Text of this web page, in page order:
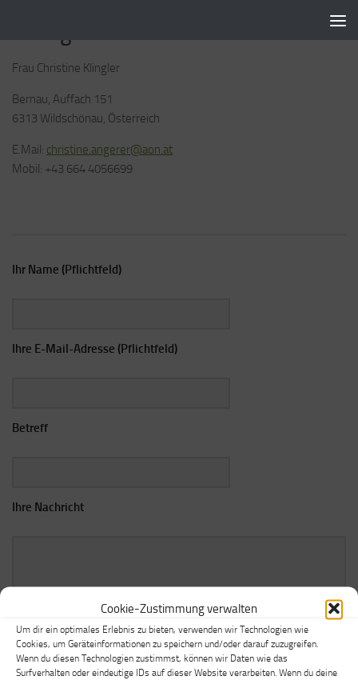
Cookie-Zustimmung verwalten
Um dir ein optimales Erlebnis zu bieten, verwenden wir Technologien wie
Cookies, um Geräteinformationen zu speichern und/oder darauf zuzugreifen.
Wenn du diesen Technologien zustimmst, können wir Daten wie das
Surfverhalten oder eindeutige IDs auf dieser Website verarbeiten. Wenn du deine
Frau Christine Klingler
Bernau, Auffach 151
6313 Wildschönau, Österreich
E.Mail: christine.angerer@aon.at
Mobil: +43 664 4056699
Ihr Name (Pflichtfeld)
Ihre E-Mail-Adresse (Pflichtfeld)
Betreff
Ihre Nachricht